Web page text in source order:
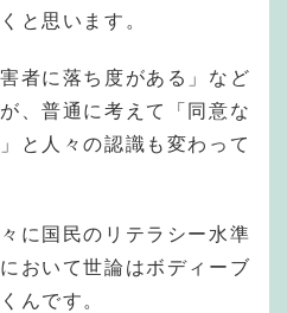
と思います。
者に落ち度がある」など
、普通に考えて「同意な
と人々の認識も変わって
に国民のリテラシー水準
おいて世論はボディーブ
んです。